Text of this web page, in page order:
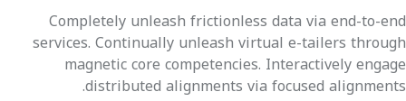
Completely unleash frictionless data via end-to-end
services. Continually unleash virtual e-tailers through
magnetic core competencies. Interactively engage
distributed alignments via focused alignments.